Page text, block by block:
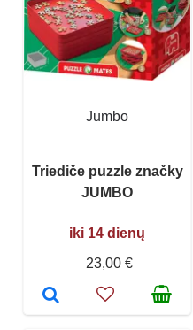
Jumbo
Triediče puzzle značky
JUMBO
iki 14 dienų
23,00 €